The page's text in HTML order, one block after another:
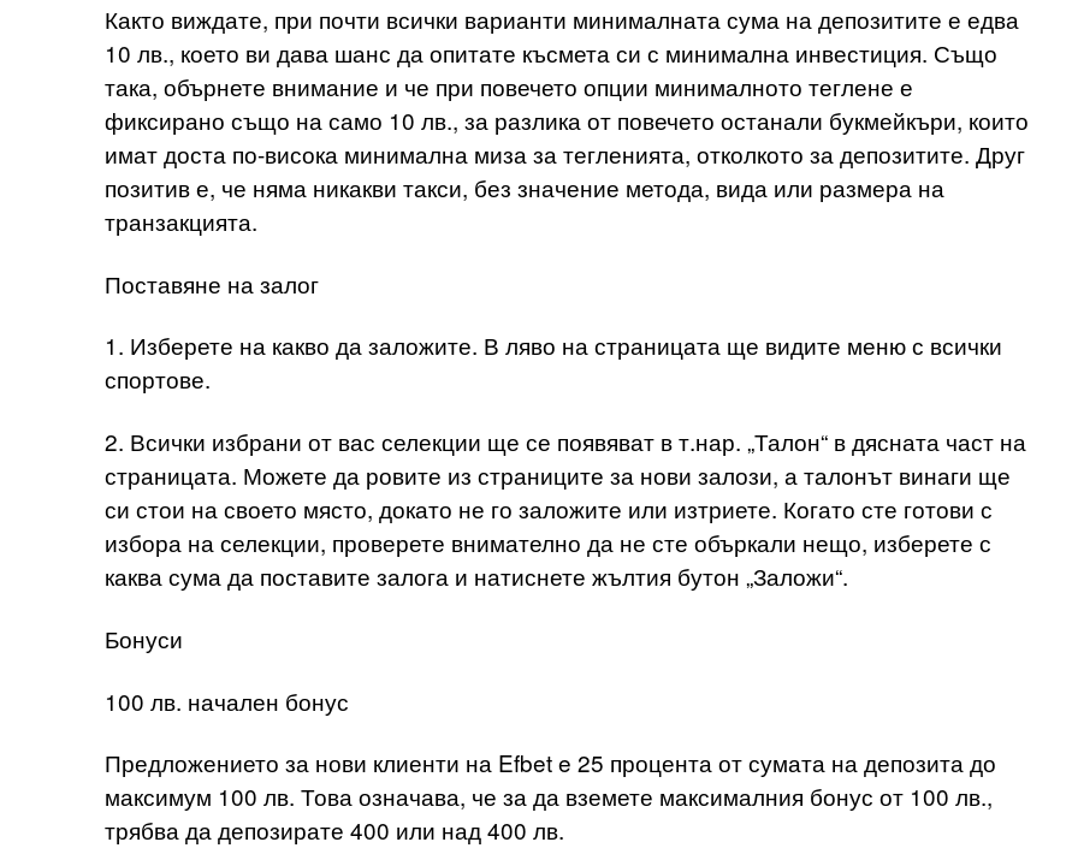
Както виждате, при почти всички варианти минималната сума на депозитите е едва
10 лв., което ви дава шанс да опитате късмета си с минимална инвестиция. Също
така, обърнете внимание и че при повечето опции минималното теглене е
фиксирано също на само 10 лв., за разлика от повечето останали букмейкъри, които
имат доста по-висока минимална миза за тегленията, отколкото за депозитите. Друг
позитив е, че няма никакви такси, без значение метода, вида или размера на
транзакцията.
Поставяне на залог
1. Изберете на какво да заложите. В ляво на страницата ще видите меню с всички
спортове.
2. Всички избрани от вас селекции ще се появяват в т.нар. „Талон“ в дясната част на
страницата. Можете да ровите из страниците за нови залози, а талонът винаги ще
си стои на своето място, докато не го заложите или изтриете. Когато сте готови с
избора на селекции, проверете внимателно да не сте объркали нещо, изберете с
каква сума да поставите залога и натиснете жълтия бутон „Заложи“.
Бонуси
100 лв. начален бонус
Предложението за нови клиенти на Efbet e 25 процента от сумата на депозита до
максимум 100 лв. Това означава, че за да вземете максималния бонус от 100 лв.,
трябва да депозирате 400 или над 400 лв.